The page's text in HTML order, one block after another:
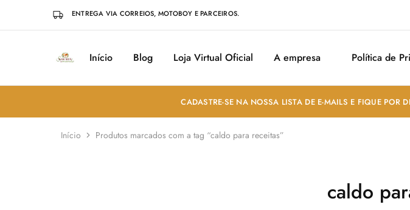
ENTREGA VIA CORREIOS, MOTOBOY E PARCEIROS.
Sabores
Sua
Temperos
em
João
Pessoa
Início Blog Loja Virtual Oficial A empresa Política de
CADASTRE-SE NA NOSSA LISTA DE E-MAILS E FIQUE POR
Início Produtos marcados com a tag “caldo para receitas”
caldo